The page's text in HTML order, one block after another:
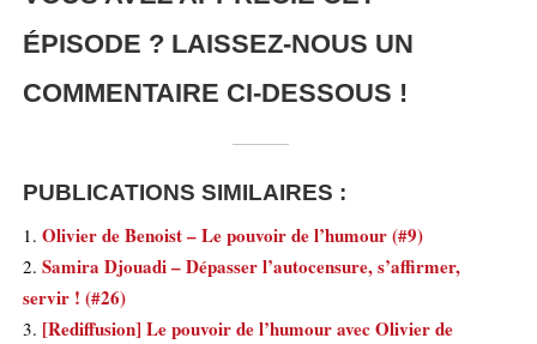
ÉPISODE ? LAISSEZ-NOUS UN
COMMENTAIRE CI-DESSOUS !
PUBLICATIONS SIMILAIRES :
Olivier de Benoist – Le pouvoir de l’humour (#9)
Samira Djouadi – Dépasser l’autocensure, s’affirmer,
servir ! (#26)
[Rediffusion] Le pouvoir de l’humour avec Olivier de